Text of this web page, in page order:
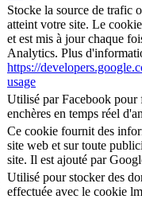
Stocke la source de trafic
atteint votre site. Le
et est mis à jour chaque
Analytics. Plus
https://
usage
Utilisé par Facebook pour
enchères en temps réel
Ce cookie fournit des
site web et sur toute
site. Il est ajouté par
Utilisé pour stocker des
effectuée avec le cookie